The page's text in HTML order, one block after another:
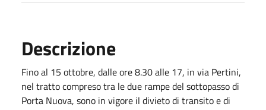
Descrizione
Fino al 15 ottobre, dalle ore 8.30 alle 17, in via Pertini,
nel tratto compreso tra le due rampe del sottopasso di
Porta Nuova, sono in vigore il divieto di transito e di